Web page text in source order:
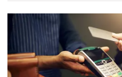
Carte di pagamento